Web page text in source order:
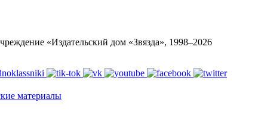
«Издательский дом «Звязда», 1998–2026
материалы